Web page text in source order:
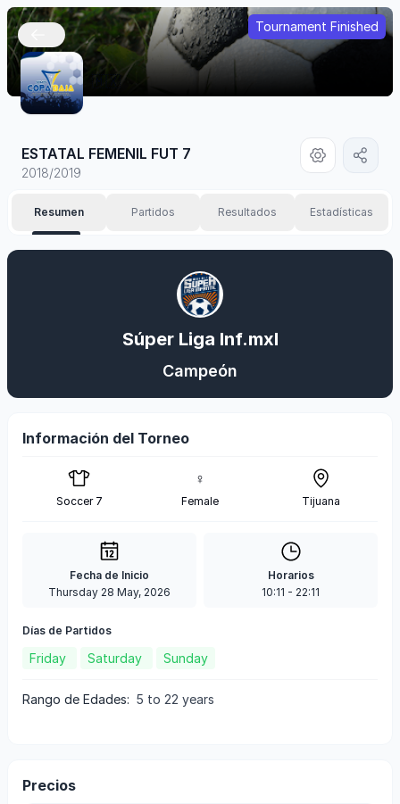
Tournament Finished
🇲🇽
ESTATAL FEMENIL FUT 7
2018/2019
Resumen Partidos Resultados Estadísticas
Súper Liga Inf.mxl
Campeón
Información del Torneo
Soccer 7
♀
Female Tijuana
Fecha de Inicio
Thursday 28 May, 2026
Horarios
10:11 - 22:11
Días de Partidos
Friday Saturday Sunday
Rango de Edades: 5 to 22 years
Precios